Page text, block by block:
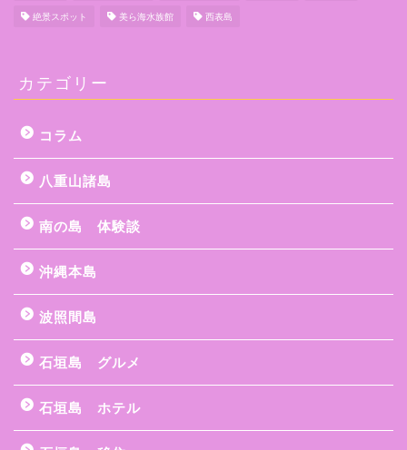
絶景スポット 美ら海水族館 西表島
カテゴリー
コラム
八重山諸島
南の島 体験談
沖縄本島
波照間島
石垣島 グルメ
石垣島 ホテル